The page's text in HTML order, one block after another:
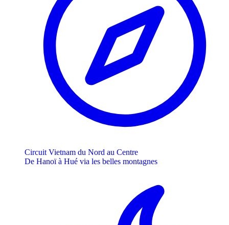
Circuit Vietnam du Nord au Centre
De Hanoï à Hué via les belles montagnes